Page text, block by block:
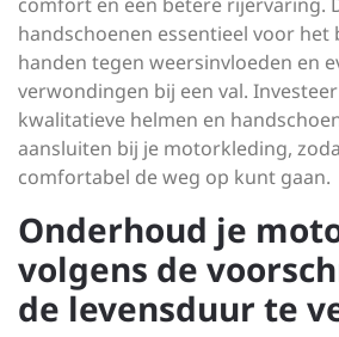
handschoenen essentieel voor het
handen tegen weersinvloeden en
verwondingen bij een val.
kwalitatieve helmen en
aansluiten bij je motorkleding,
comfortabel de weg op kunt gaan.
Onderhoud je
volgens de
de levensduur te